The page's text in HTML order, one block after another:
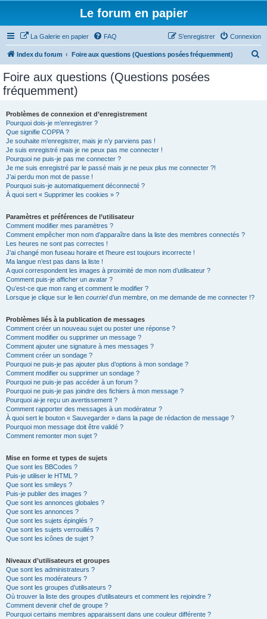
Le forum en papier
La Galerie en papier FAQ Connexion
S’enregistrer
Index du forum Foire aux questions (Questions posées fréquemment)
Foire aux questions (Questions posées
fréquemment)
Problèmes de connexion et d’enregistrement
Pourquoi dois-je m’enregistrer ?
Que signifie COPPA ?
Je souhaite m’enregistrer, mais je n’y parviens pas !
Je suis enregistré mais je ne peux pas me connecter !
Pourquoi ne puis-je pas me connecter ?
Je me suis enregistré par le passé mais je ne peux plus me connecter ?!
J’ai perdu mon mot de passe !
Pourquoi suis-je automatiquement déconnecté ?
À quoi sert « Supprimer les cookies » ?
Paramètres et préférences de l’utilisateur
Comment modifier mes paramètres ?
Comment empêcher mon nom d’apparaître dans la liste des membres connectés ?
Les heures ne sont pas correctes !
J’ai changé mon fuseau horaire et l’heure est toujours incorrecte !
Ma langue n’est pas dans la liste !
A quoi correspondent les images à proximité de mon nom d’utilisateur ?
Comment puis-je afficher un avatar ?
Qu’est-ce que mon rang et comment le modifier ?
Lorsque je clique sur le lien courrield’un membre, on me demande de me connecter !?
Problèmes liés à la publication de messages
Comment créer un nouveau sujet ou poster une réponse ?
Comment modifier ou supprimer un message ?
Comment ajouter une signature à mes messages ?
Comment créer un sondage ?
Pourquoi ne puis-je pas ajouter plus d’options à mon sondage ?
Comment modifier ou supprimer un sondage ?
Pourquoi ne puis-je pas accéder à un forum ?
Pourquoi ne puis-je pas joindre des fichiers à mon message ?
Pourquoi ai-je reçu un avertissement ?
Comment rapporter des messages à un modérateur ?
À quoi sert le bouton « Sauvegarder » dans la page de rédaction de message ?
Pourquoi mon message doit être validé ?
Comment remonter mon sujet ?
Mise en forme et types de sujets
Que sont les BBCodes ?
Puis-je utiliser le HTML ?
Que sont les smileys ?
Puis-je publier des images ?
Que sont les annonces globales ?
Que sont les annonces ?
Que sont les sujets épinglés ?
Que sont les sujets verrouillés ?
Que sont les icônes de sujet ?
Niveaux d’utilisateurs et groupes
Que sont les administrateurs ?
Que sont les modérateurs ?
Que sont les groupes d’utilisateurs ?
Où trouver la liste des groupes d’utilisateurs et comment les rejoindre ?
Comment devenir chef de groupe ?
Pourquoi certains membres apparaissent dans une couleur différente ?